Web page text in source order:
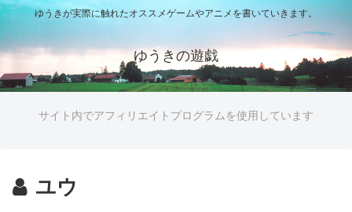
ゆうきが実際に触れたオススメゲームやアニメを書いていきます。
ゆうきの遊戯
サイト内でアフィリエイトプログラムを使用しています
ユウ